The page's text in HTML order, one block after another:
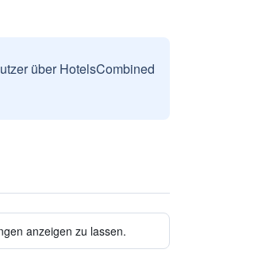
über HotelsCombined
anzeigen zu lassen.